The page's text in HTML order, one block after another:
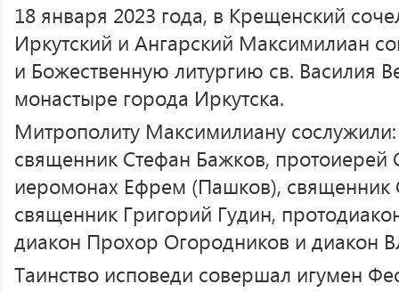
18 января 2023 года, в Крещенский
Иркутский и Ангарский Максимилиан
и Божественную литургию св. Василия
монастыре города Иркутска.
Митрополиту Максимилиану
священник Стефан Бажков, протоиерей
иеромонах Ефрем (Пашков), священник
священник Григорий Гудин,
диакон Прохор Огородников и диакон
Таинство исповеди совершал игумен